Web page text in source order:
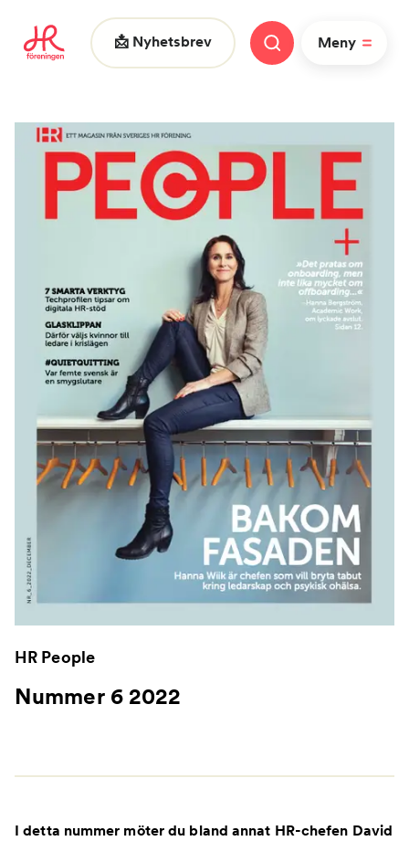
📩 Nyhetsbrev Meny
Vad letar du efter?
FAQ Nyheter Nätverk
HR dagarna
HR People
Nummer 6 2022
I detta nummer möter du bland annat HR-chefen David